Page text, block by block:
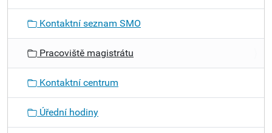
Kontaktní seznam SMO
Pracoviště magistrátu
Kontaktní centrum
Úřední hodiny